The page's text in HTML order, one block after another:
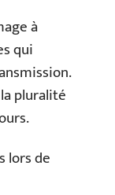
à
qui
pluralité
lors de